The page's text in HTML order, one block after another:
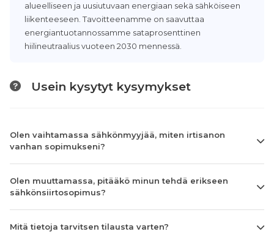
alueelliseen ja uusiutuvaan energiaan sekä sähköiseen
liikenteeseen. Tavoitteenamme on saavuttaa
energiantuotannossamme sataprosenttinen
hiilineutraalius vuoteen 2030 mennessä.
Usein kysytyt kysymykset
Olen vaihtamassa sähkönmyyjää, miten irtisanon
vanhan sopimukseni?
Olen muuttamassa, pitääkö minun tehdä erikseen
sähkönsiirtosopimus?
Mitä tietoja tarvitsen tilausta varten?